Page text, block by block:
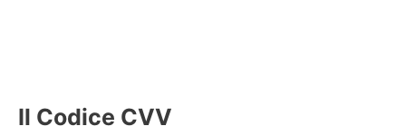
Il Codice CVV